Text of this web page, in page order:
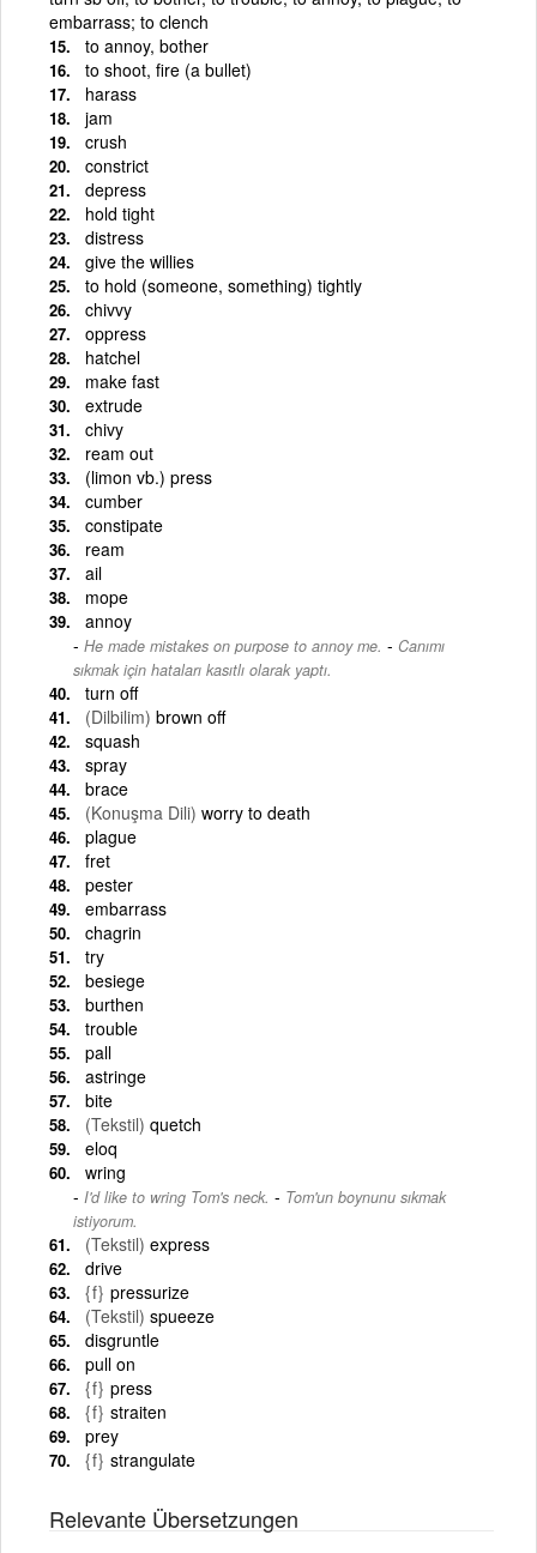
embarrass; to clench
to annoy, bother
to shoot, fire (a bullet)
harass
jam
crush
constrict
depress
hold tight
distress
give the willies
to hold (someone, something) tightly
chivvy
oppress
hatchel
make fast
extrude
chivy
ream out
(limon vb.) press
cumber
constipate
ream
ail
mope
annoy
He made mistakes on purpose to annoy me. - Canımı
sıkmak için hataları kasıtlı olarak yaptı.
turn off
(Dilbilim) brown off
squash
spray
brace
(Konuşma Dili) worry to death
plague
fret
pester
embarrass
chagrin
try
besiege
burthen
trouble
pall
astringe
bite
(Tekstil) quetch
eloq
wring
I'd like to wring Tom's neck. - Tom'un boynunu sıkmak
istiyorum.
(Tekstil) express
drive
{f} pressurize
(Tekstil) spueeze
disgruntle
pull on
{f} press
{f} straiten
prey
{f} strangulate
Relevante Übersetzungen